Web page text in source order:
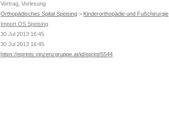
Vortrag, Vorlesung
Orthopädisches Spital Speising > Kinderorthopädie und Fußchirurgie
Import OS Speising
30 Jul 2013 16:45
30 Jul 2013 16:45
https://eprints.vinzenzgruppe.at/id/eprint/5544